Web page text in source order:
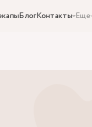
БлогКонтакты Еще